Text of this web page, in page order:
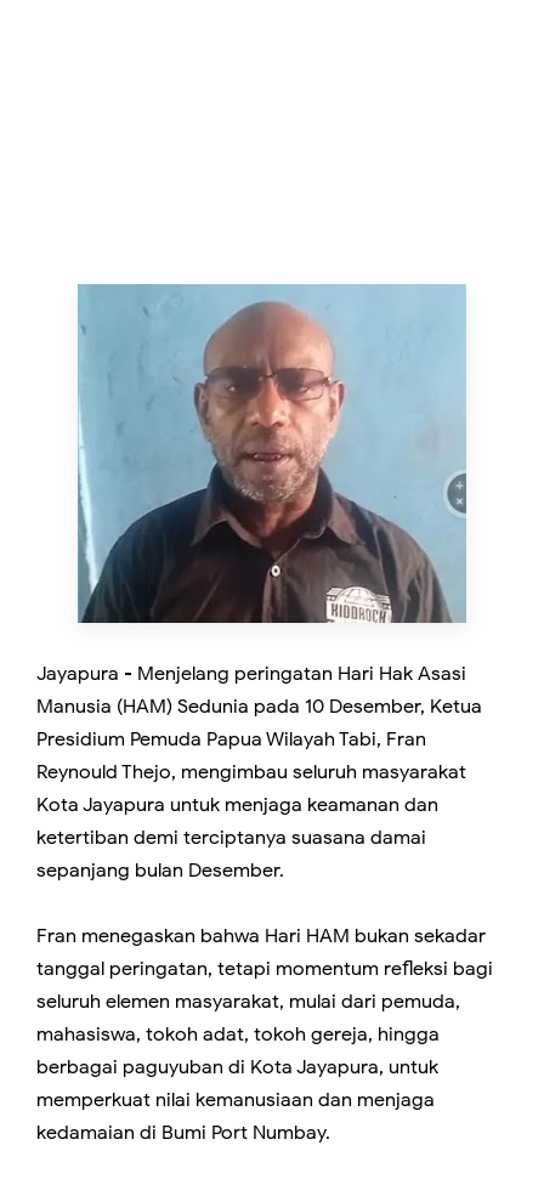
Jayapura - Menjelang peringatan Hari Hak Asasi
Manusia (HAM) Sedunia pada 10 Desember, Ketua
Presidium Pemuda Papua Wilayah Tabi, Fran
Reynould Thejo, mengimbau seluruh masyarakat
Kota Jayapura untuk menjaga keamanan dan
ketertiban demi terciptanya suasana damai
sepanjang bulan Desember.
Fran menegaskan bahwa Hari HAM bukan sekadar
tanggal peringatan, tetapi momentum refleksi bagi
seluruh elemen masyarakat, mulai dari pemuda,
mahasiswa, tokoh adat, tokoh gereja, hingga
berbagai paguyuban di Kota Jayapura, untuk
memperkuat nilai kemanusiaan dan menjaga
kedamaian di Bumi Port Numbay.